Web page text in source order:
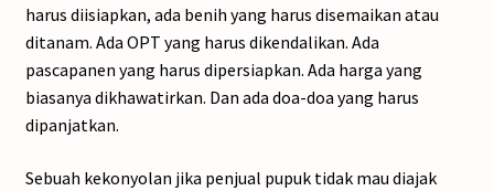
harus diisiapkan, ada benih yang harus disemaikan atau
ditanam. Ada OPT yang harus dikendalikan. Ada
pascapanen yang harus dipersiapkan. Ada harga yang
biasanya dikhawatirkan. Dan ada doa-doa yang harus
dipanjatkan.
Sebuah kekonyolan jika penjual pupuk tidak mau diajak